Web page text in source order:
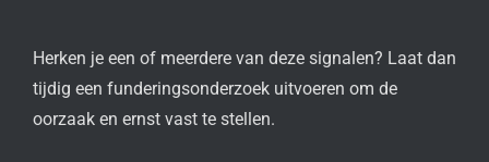
Herken je een of meerdere van deze signalen? Laat dan
tijdig een funderingsonderzoek uitvoeren om de
oorzaak en ernst vast te stellen.